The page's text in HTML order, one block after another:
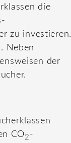
die
zu investieren.
Neben
der
CO2 -